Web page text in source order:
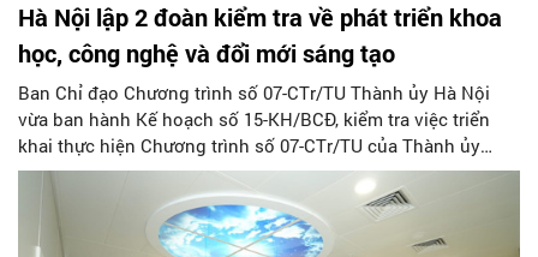
Hà Nội lập 2 đoàn kiểm tra về phát triển khoa
học, công nghệ và đổi mới sáng tạo
Ban Chỉ đạo Chương trình số 07-CTr/TU Thành ủy Hà Nội
vừa ban hành Kế hoạch số 15-KH/BCĐ, kiểm tra việc triển
khai thực hiện Chương trình số 07-CTr/TU của Thành ủy
(khóa XVII) về “Đẩy mạnh phát triển khoa học, công nghệ và
đổi mới sáng tạo trên địa bàn thành phố Hà Nội giai đoạn
2021-2025”.